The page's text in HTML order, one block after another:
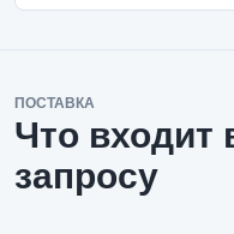
ПОСТАВКА
Что входит
запросу